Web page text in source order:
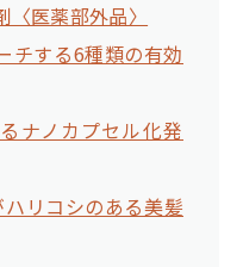
医薬部外品〉
チする6種類の有効
ナノカプセル化発
リコシのある美髪